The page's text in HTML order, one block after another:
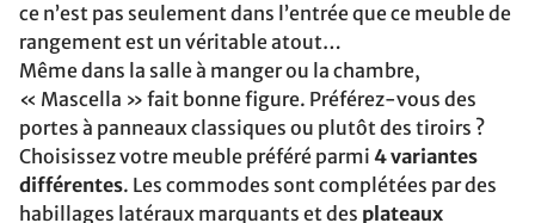
ce n’est pas seulement dans l’entrée que ce meuble de
rangement est un véritable atout…
Même dans la salle à manger ou la chambre,
« Mascella » fait bonne figure. Préférez-vous des
portes à panneaux classiques ou plutôt des tiroirs ?
Choisissez votre meuble préféré parmi 4 variantes
différentes. Les commodes sont complétées par des
habillages latéraux marquants et des plateaux